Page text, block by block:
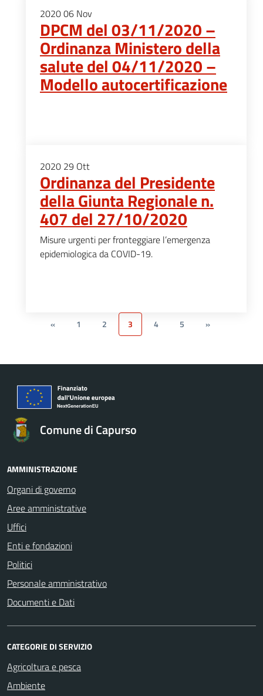
202006 Nov
DPCM del 03/11/2020 –
Ordinanza Ministero della
salute del 04/11/2020 –
Modello autocertificazione
2020 29 Ott
Ordinanza del Presidente
della Giunta Regionale n.
407 del 27/10/2020
Misure urgenti per fronteggiare l’emergenza
epidemiologica da COVID-19.
« 1 2 3 4 5 »
Comune di Capurso
AMMINISTRAZIONE
Organi di governo
Aree amministrative
Uffici
Enti e fondazioni
Politici
Personale amministrativo
Documenti e Dati
CATEGORIE DI SERVIZIO
Agricoltura e pesca
Ambiente